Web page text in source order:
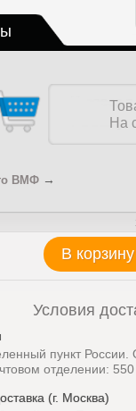
На
ВМФ →
В корзину
Условия
пункт России.
отделении: 550
(г. Москва)